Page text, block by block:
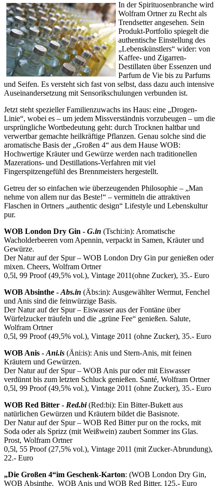
In der Spirituosenbranche wird
Wolfram Ortner zu Recht als
Trendsetter angesehen. Sein
Produkt-Portfolio spiegelt die
authentische Einstellung des
„Lebenskünstlers“ wider: von
Kaffee- und Zigarren-
Destillaten über Essenzen und
Parfum de Vie bis zu Parfums
und Seifen. Es versteht sich fast von selbst, dass dazu auch intensive
Auseinandersetzung mit Sensorikschulungen verbunden ist.
Jetzt steht spezieller Familienzuwachs ins Haus: eine „Drogen-
Linie“, wobei es – um jedem Missverständnis vorzubeugen – um die
ursprüngliche Wortbedeutung geht: durch Trocknen haltbar und
verwertbar gemachte heilkräftige Pflanzen. Genau solche sind die
aromatische Basis der „Großen 4“ aus dem Hause WOB:
Hochwertige Kräuter und Gewürze werden nach traditionellen
Mazerations- und Destillations-Verfahren mit viel
Fingerspitzengefühl des Brennmeisters hergestellt.
Getreu der so einfachen wie überzeugenden Philosophie – „Man
nehme von allem nur das Beste!“ – vermitteln die attraktiven
Flaschen in Ortners „authentic design“ Lifestyle und Lebenskultur
pur.
WOB London Dry Gin - G.in (Tschi:in): Aromatische
Wacholderbeeren vom Apennin, verpackt in Samen, Kräuter und
Gewürze.
Der Natur auf der Spur – WOB London Dry Gin pur genießen oder
mixen. Cheers, Wolfram Ortner
0,5l, 99 Proof (49,5% vol.), Vintage 2011(ohne Zucker), 35.- Euro
WOB Absinthe - Abs.in (Äbs:in): Ausgewählter Wermut, Fenchel
und Anis sind die feinwürzige Basis.
Der Natur auf der Spur – Eiswasser aus der Fontäne über
Würfelzucker träufeln und die „grüne Fee“ genießen. Salute,
Wolfram Ortner
0,5l, 99 Proof (49,5% vol.), Vintage 2011 (ohne Zucker), 35.- Euro
WOB Anis - Ani.is (Äni:is): Anis und Stern-Anis, mit feinen
Kräutern und Gewürzen.
Der Natur auf der Spur – WOB Anis pur oder mit Eiswasser
verdünnt bis zum letzten Schluck genießen. Santé, Wolfram Ortner
0,5l, 99 Proof (49,5% vol.), Vintage 2011 (ohne Zucker), 35.- Euro
WOB Red Bitter - Red.bi(Red:bi): Ein Bitter-Bukett aus
natürlichen Gewürzen und Kräutern bildet die Basisnote.
Der Natur auf der Spur – WOB Red Bitter pur on the rocks, mit
Soda oder als Sprizz (mit Weißwein) zaubert Sommer ins Glas.
Prost, Wolfram Ortner
0,5l, 55 Proof (27,5% vol.), Vintage 2011 (mit Zucker-Abrundung),
22.- Euro
„Die Großen 4“im Geschenk-Karton: (WOB London Dry Gin,
WOB Absinthe, WOB Anis und WOB Red Bitter, 125.- Euro